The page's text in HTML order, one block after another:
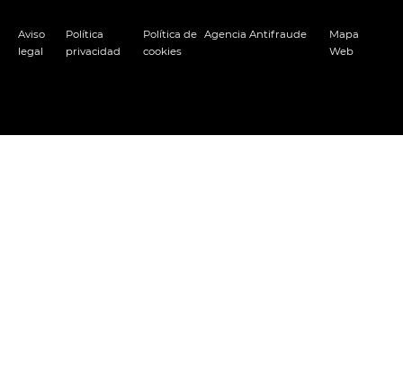
Aviso
legal
Política
privacidad
Política de
cookies
Agencia Antifraude
Mapa
Web